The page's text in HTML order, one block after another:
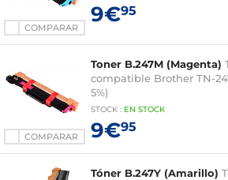
COMPARAR
9€95
COMPARAR
Toner B.247M (Magenta)
compatible Brother TN-
5%)
STOCK : EN STOCK
9€95
Tóner B.247Y (Amarillo)